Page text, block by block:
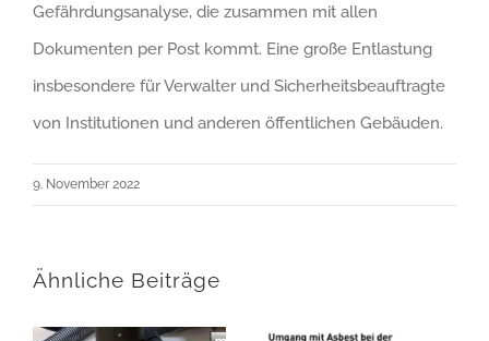
Gefährdungsanalyse, die zusammen mit allen
Dokumenten per Post kommt. Eine große Entlastung
insbesondere für Verwalter und Sicherheitsbeauftragte
von Institutionen und anderen öffentlichen Gebäuden.
9. November 2022
Ähnliche Beiträge